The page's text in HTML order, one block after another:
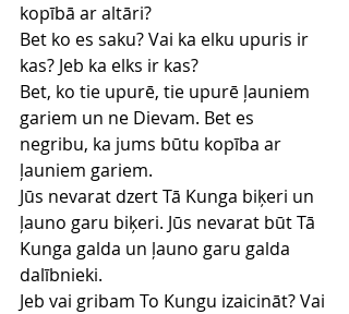
kopībā ar altāri?
Bet ko es saku? Vai ka elku upuris ir
kas? Jeb ka elks ir kas?
Bet, ko tie upurē, tie upurē ļauniem
gariem un ne Dievam. Bet es
negribu, ka jums būtu kopība ar
ļauniem gariem.
Jūs nevarat dzert Tā Kunga biķeri un
ļauno garu biķeri. Jūs nevarat būt Tā
Kunga galda un ļauno garu galda
dalībnieki.
Jeb vai gribam To Kungu izaicināt? Vai